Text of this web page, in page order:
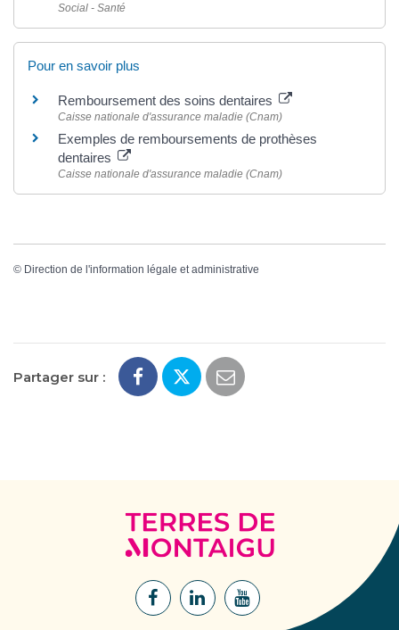
Social - Santé
Pour en savoir plus
Remboursement des soins dentaires
Caisse nationale d'assurance maladie (Cnam)
Exemples de remboursements de prothèses
dentaires
Caisse nationale d'assurance maladie (Cnam)
© Direction de l'information légale et administrative
Partager sur :
Terres
de
Lien
Lien
Lien